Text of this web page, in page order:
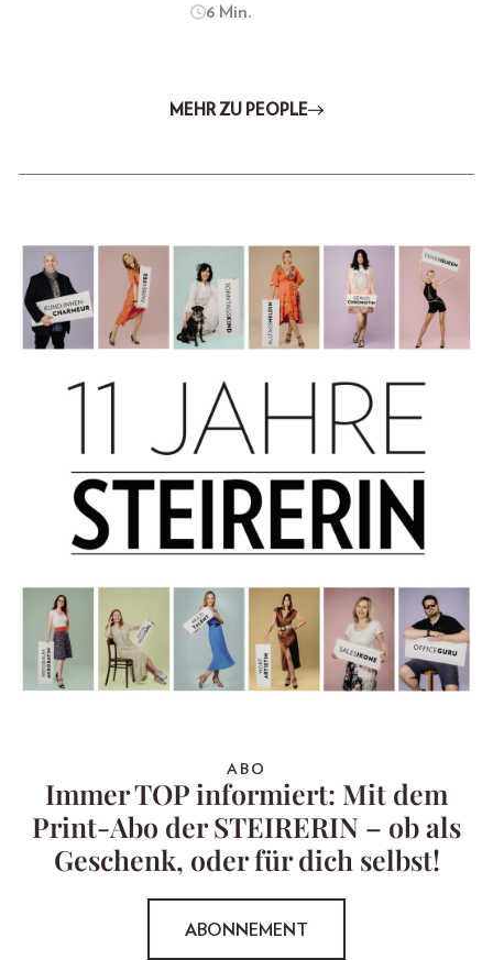
6 Min.
MEHR ZU PEOPLE
ABO
Immer TOP informiert: Mit dem
Print-Abo der STEIRERIN – ob als
Geschenk, oder für dich selbst!
ABONNEMENT